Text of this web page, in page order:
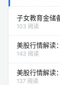
子女教育金储
103 阅读
美股行情解读
143 阅读
美股行情解读
137 阅读